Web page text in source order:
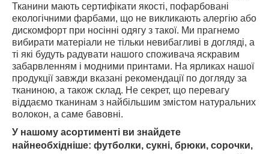
Тканини мають сертифікати якості, пофарбовані
екологічними фарбами, що не викликають алергію або
дискомфорт при носінні одягу з такої. Ми прагнемо
вибирати матеріали не тільки невибагливі в догляді, а
ті які будуть радувати нашого споживача яскравим
забарвленням і модними принтами. На ярликах нашої
продукції завжди вказані рекомендації по догляду за
тканиною, а також склад. Не секрет, що перевагу
віддаємо тканинам з найбільшим змістом натуральних
волокон, а саме бавовні.
У нашому асортименті ви знайдете
найнеобхідніше: футболки, сукні, брюки, сорочки,